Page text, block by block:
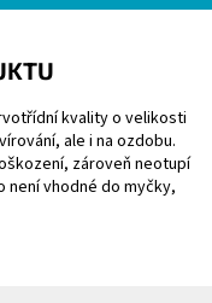
kvality o velikosti
ale i na ozdobu.
zároveň neotupí
není vhodné do myčky,